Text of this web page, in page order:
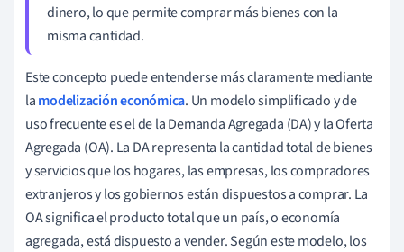
dinero, lo que permite comprar más bienes con la
misma cantidad.
Este concepto puede entenderse más claramente mediante
lamodelización económica. Un modelo simplificado y de
uso frecuente es el de la Demanda Agregada (DA) y la Oferta
Agregada (OA). La DA representa la cantidad total de bienes
y servicios que los hogares, las empresas, los compradores
extranjeros y los gobiernos están dispuestos a comprar. La
OA significa el producto total que un país, o economía
agregada, está dispuesto a vender. Según este modelo, los